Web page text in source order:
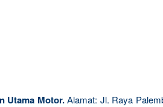
Utama Motor.Alamat: Jl. Raya